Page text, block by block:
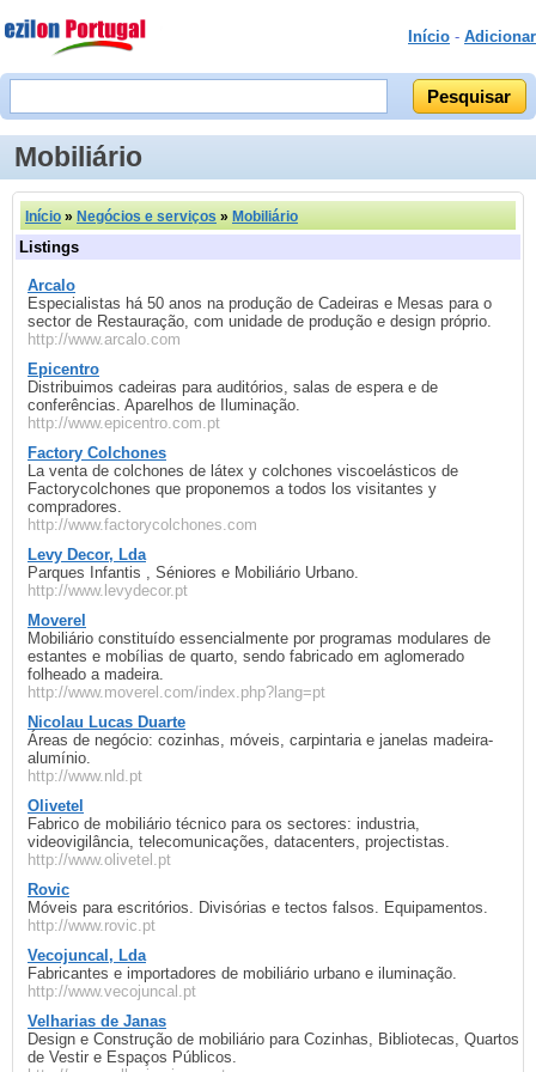
Início - Adicionar
Mobiliário
Início » Negócios e serviços » Mobiliário
Listings
Arcalo
Especialistas há 50 anos na produção de Cadeiras e Mesas para o
sector de Restauração, com unidade de produção e design próprio.
http://www.arcalo.com
Epicentro
Distribuimos cadeiras para auditórios, salas de espera e de
conferências. Aparelhos de Iluminação.
http://www.epicentro.com.pt
Factory Colchones
La venta de colchones de látex y colchones viscoelásticos de
Factorycolchones que proponemos a todos los visitantes y
compradores.
http://www.factorycolchones.com
Levy Decor, Lda
Parques Infantis , Séniores e Mobiliário Urbano.
http://www.levydecor.pt
Moverel
Mobiliário constituído essencialmente por programas modulares de
estantes e mobílias de quarto, sendo fabricado em aglomerado
folheado a madeira.
http://www.moverel.com/index.php?lang=pt
Nicolau Lucas Duarte
Áreas de negócio: cozinhas, móveis, carpintaria e janelas madeira-
alumínio.
http://www.nld.pt
Olivetel
Fabrico de mobiliário técnico para os sectores: industria,
videovigilância, telecomunicações, datacenters, projectistas.
http://www.olivetel.pt
Rovic
Móveis para escritórios. Divisórias e tectos falsos. Equipamentos.
http://www.rovic.pt
Vecojuncal, Lda
Fabricantes e importadores de mobiliário urbano e iluminação.
http://www.vecojuncal.pt
Velharias de Janas
Design e Construção de mobiliário para Cozinhas, Bibliotecas, Quartos
de Vestir e Espaços Públicos.